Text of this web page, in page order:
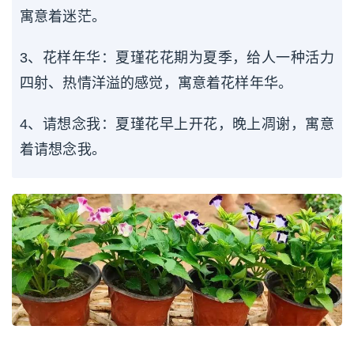
寓意着迷茫。
3、花样年华：夏瑾花花期为夏季，给人一种活力
四射、热情洋溢的感觉，寓意着花样年华。
4、请想念我：夏瑾花早上开花，晚上凋谢，寓意
着请想念我。